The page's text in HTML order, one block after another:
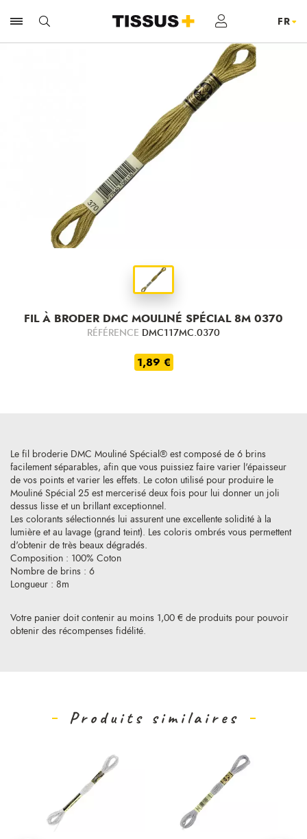
FIL À BRODER DMC MOULINÉ SPÉCIAL 8M 0370
RÉFÉRENCE DMC117MC.0370
1,89 €
Votre panier doit contenir au moins 1,00 € de produits pour pouvoir
obtenir des récompenses fidélité.
Le fil broderie DMC Mouliné Spécial® est composé de 6 brins
facilement séparables, afin que vous puissiez faire varier l'épaisseur
de vos points et varier les effets. Le coton utilisé pour produire le
Mouliné Spécial 25 est mercerisé deux fois pour lui donner un joli
dessus lisse et un brillant exceptionnel.
Les colorants sélectionnés lui assurent une excellente solidité à la
lumière et au lavage (grand teint). Les coloris ombrés vous permettent
d'obtenir de très beaux dégradés.
Composition : 100% Coton
Nombre de brins : 6
Longueur : 8m
Produits similaires